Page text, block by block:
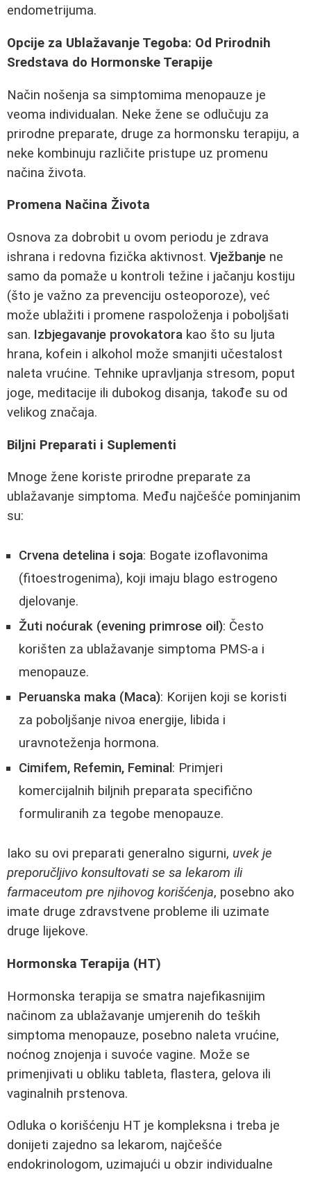
endometrijuma.
Opcije za Ublažavanje Tegoba: Od Prirodnih
Sredstava do Hormonske Terapije
Način nošenja sa simptomima menopauze je
veoma individualan. Neke žene se odlučuju za
prirodne preparate, druge za hormonsku terapiju, a
neke kombinuju različite pristupe uz promenu
načina života.
Promena Načina Života
Osnova za dobrobit u ovom periodu je zdrava
ishrana i redovna fizička aktivnost. Vježbanje ne
samo da pomaže u kontroli težine i jačanju kostiju
(što je važno za prevenciju osteoporoze), već
može ublažiti i promene raspoloženja i poboljšati
san. Izbjegavanje provokatora kao što su ljuta
hrana, kofein i alkohol može smanjiti učestalost
naleta vrućine. Tehnike upravljanja stresom, poput
joge, meditacije ili dubokog disanja, takođe su od
velikog značaja.
Biljni Preparati i Suplementi
Mnoge žene koriste prirodne preparate za
ublažavanje simptoma. Među najčešće pominjanim
su:
Crvena detelina i soja: Bogate izoflavonima
(fitoestrogenima), koji imaju blago estrogeno
djelovanje.
Žuti noćurak (evening primrose oil): Često
korišten za ublažavanje simptoma PMS-a i
menopauze.
Peruanska maka (Maca): Korijen koji se koristi
za poboljšanje nivoa energije, libida i
uravnoteženja hormona.
Cimifem, Refemin, Feminal : Primjeri
komercijalnih biljnih preparata specifično
formuliranih za tegobe menopauze.
Iako su ovi preparati generalno sigurni, uvek je
preporučljivo konsultovati se sa lekarom ili
farmaceutom pre njihovog korišćenja, posebno ako
imate druge zdravstvene probleme ili uzimate
druge lijekove.
Hormonska Terapija (HT)
Hormonska terapija se smatra najefikasnijim
načinom za ublažavanje umjerenih do teških
simptoma menopauze, posebno naleta vrućine,
noćnog znojenja i suvoće vagine. Može se
primenjivati u obliku tableta, flastera, gelova ili
vaginalnih prstenova.
Odluka o korišćenju HT je kompleksna i treba je
donijeti zajedno sa lekarom, najčešće
endokrinologom, uzimajući u obzir individualne